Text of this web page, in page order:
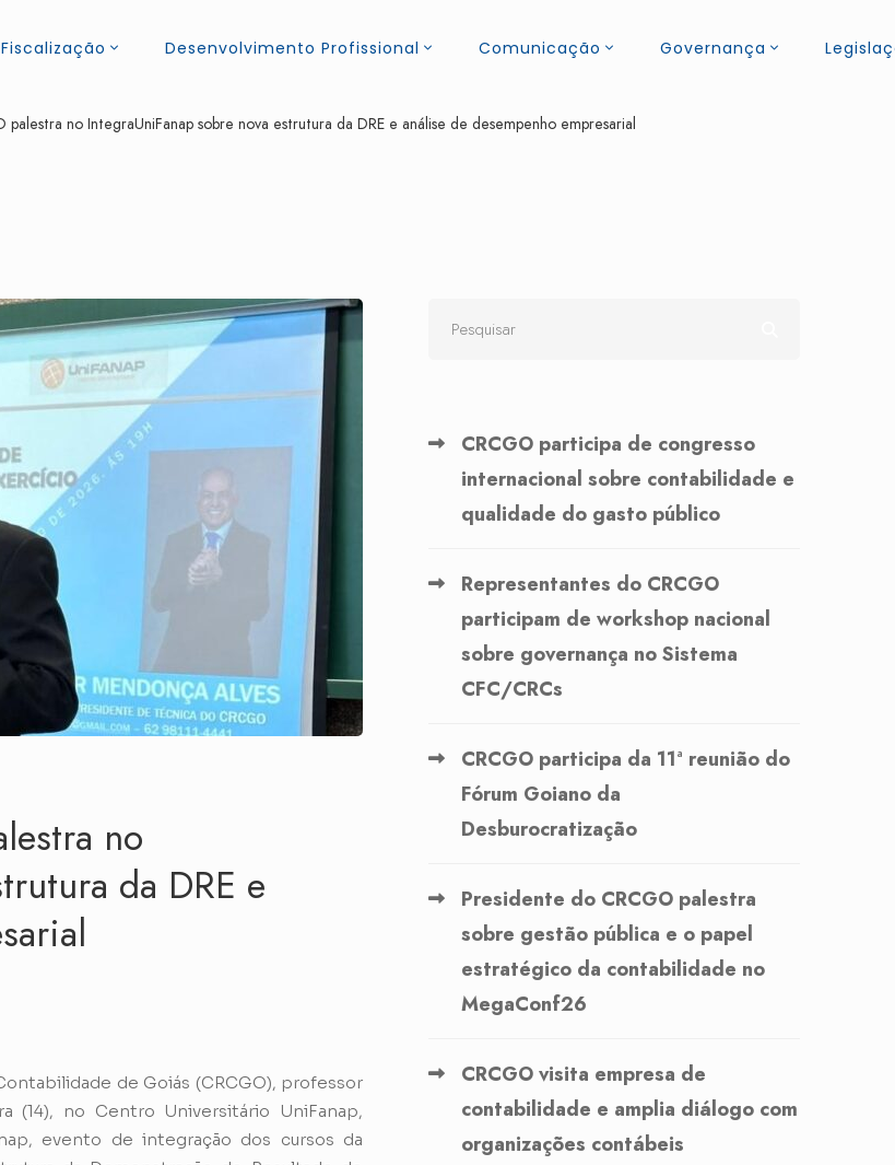
Fiscalização Desenvolvimento Profissional Comunicação Governança
no IntegraUniFanap sobre nova estrutura da DRE e análise de desempenho empresarial
no
da DRE e
de Goiás (CRCGO), professor
(14), no Centro Universitário UniFanap,
evento de integração dos cursos da
CRCGO participa de congresso
internacional sobre contabilidade e
qualidade do gasto público
Representantes do CRCGO
participam de workshop nacional
sobre governança no Sistema
CFC/CRCs
CRCGO participa da 11ª reunião do
Fórum Goiano da
Desburocratização
Presidente do CRCGO palestra
sobre gestão pública e o papel
estratégico da contabilidade no
MegaConf26
CRCGO visita empresa de
contabilidade e amplia diálogo com
organizações contábeis